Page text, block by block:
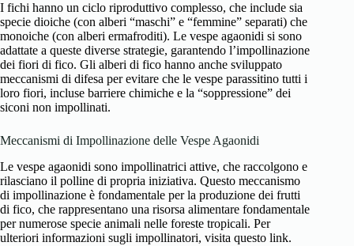
I fichi hanno un ciclo riproduttivo complesso, che include sia
specie dioiche (con alberi “maschi” e “femmine” separati) che
monoiche (con alberi ermafroditi). Le vespe agaonidi si sono
adattate a queste diverse strategie, garantendo l’impollinazione
dei fiori di fico. Gli alberi di fico hanno anche sviluppato
meccanismi di difesa per evitare che le vespe parassitino tutti i
loro fiori, incluse barriere chimiche e la “soppressione” dei
siconi non impollinati.
Meccanismi di Impollinazione delle Vespe Agaonidi
Le vespe agaonidi sono impollinatrici attive, che raccolgono e
rilasciano il polline di propria iniziativa. Questo meccanismo
di impollinazione è fondamentale per la produzione dei frutti
di fico, che rappresentano una risorsa alimentare fondamentale
per numerose specie animali nelle foreste tropicali. Per
ulteriori informazioni sugli impollinatori, visita questo link.